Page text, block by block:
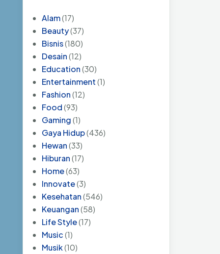
Alam(17)
Beauty(37)
Bisnis(180)
Desain(12)
Education(30)
Entertainment(1)
Fashion(12)
Food(93)
Gaming(1)
Gaya Hidup(436)
Hewan(33)
Hiburan(17)
Home(63)
Innovate(3)
Kesehatan(546)
Keuangan(58)
Life Style(17)
Music(1)
Musik(10)